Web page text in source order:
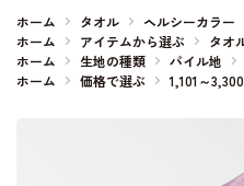
ホーム タオル
ヘルシーカラー
ホーム
アイテムから選ぶ タオ
ホーム
生地の種類 パイル地
ホーム
価格で選ぶ 1,101～